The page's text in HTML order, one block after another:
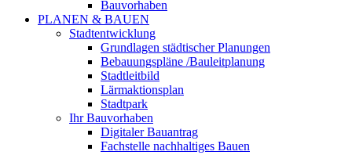
Bauvorhaben
PLANEN & BAUEN
Stadtentwicklung
Grundlagen städtischer Planungen
Bebauungspläne /Bauleitplanung
Stadtleitbild
Lärmaktionsplan
Stadtpark
Ihr Bauvorhaben
Digitaler Bauantrag
Fachstelle nachhaltiges Bauen